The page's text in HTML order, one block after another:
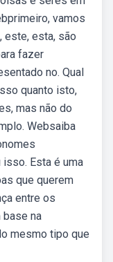
vamos
este, esta, são
fazer
no. Qual
quanto isto,
mas não do
Websaiba
Esta é uma
que querem
entre os
na
mesmo tipo que